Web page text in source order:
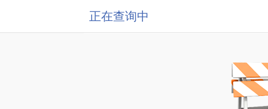
正在查询中